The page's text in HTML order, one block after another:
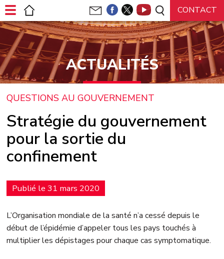
ACTUALITÉS
QUESTIONS AU GOUVERNEMENT
Stratégie du gouvernement
pour la sortie du
confinement
Publié le 31 mars 2020
L’Organisation mondiale de la santé n’a cessé depuis le
début de l’épidémie d’appeler tous les pays touchés à
multiplier les dépistages pour chaque cas symptomatique.
Panneau de gestion des cookies